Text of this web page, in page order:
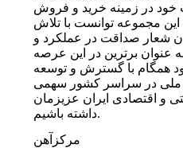
در زمینه خرید و فروش
این مجموعه توانست با تلاش
شعار صداقت در عملکرد و
عنوان برترین در این عرصه
همگام با گسترش و توسعه
ملی در سراسر کشور سهمی
و اقتصادی ایران عزیزمان
داشته باشیم.
مرکزآهن